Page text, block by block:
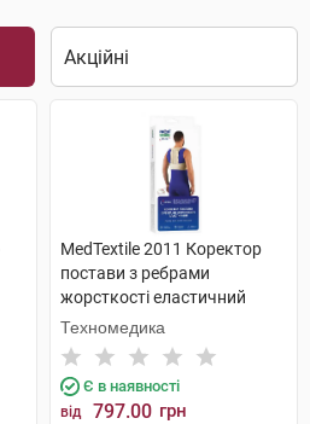
MedTextile 2011 Коректор
постави з ребрами
жорсткості еластичний
розмір М 1 шт
Техномедика
Є в наявності
від 797.00 грн